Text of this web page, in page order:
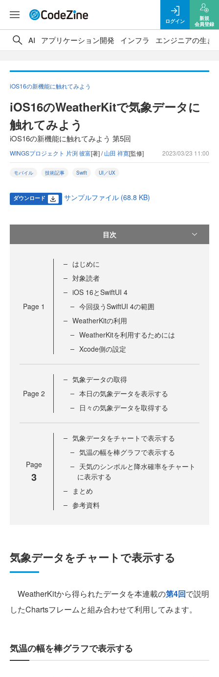
ログイン
新規
会員登録
AI アプリケーション開発 インフラ エンジニアの生き
iOS16の新機能に触れてみよう
iOS16のWeatherKitで気象データに
触れてみよう
iOS16の新機能に触れてみよう 第5回
WINGSプロジェクト 片渕 彼富[著] /山田 祥寛[監修] 2023/03/23 11:00
モバイル 技術記事 Swift UI／UX
ダウンロード サンプルファイル (68.8 KB)
目次
Page 1
はじめに
対象読者
iOS 16とSwiftUI 4
今回扱うSwiftUI 4の範囲
WeatherKitの利用
WeatherKitを利用するためには
Xcode側の設定
Page 2
気象データの取得
本日の気象データを表示する
日々の気象データを取得する
Page
3
気象データをチャートで表示する
気温の幅を棒グラフで表示する
天気のシンボルと降水確率をチャート
に表示する
まとめ
参考資料
気象データをチャートで表示する
WeatherKitから得られたデータを本連載の第4回で説明
したChartsフレームと組み合わせて利用してみます。
気温の幅を棒グラフで表示する